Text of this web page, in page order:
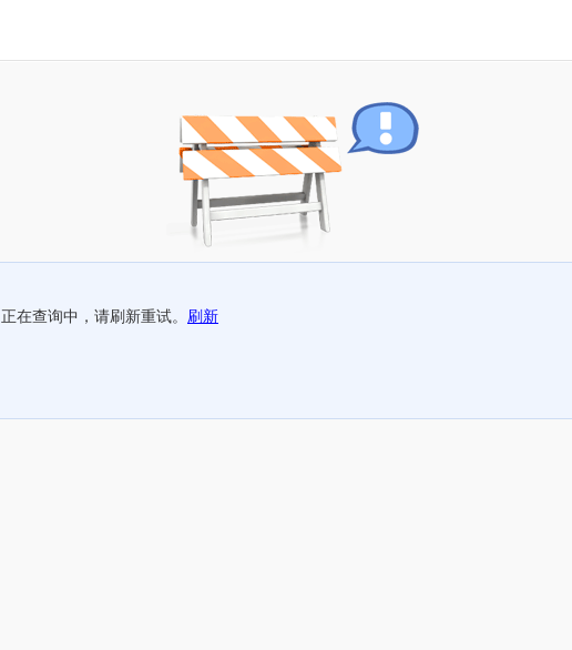
正在查询中，请刷新重试。 刷新